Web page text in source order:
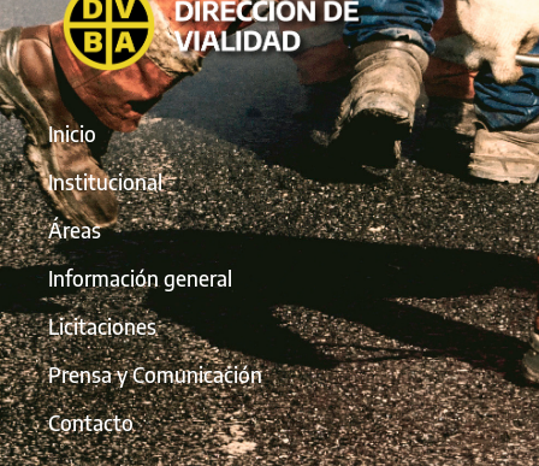
Inicio
Institucional
Áreas
Información general
Licitaciones
Prensa y Comunicación
Contacto